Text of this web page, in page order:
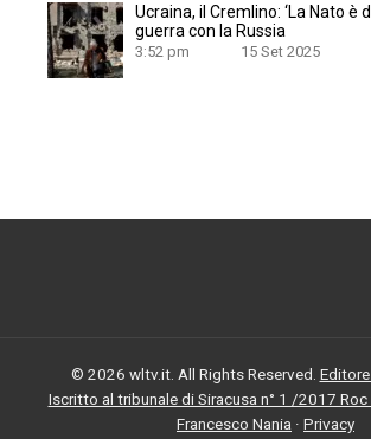
Ucraina, il Cremlino: ‘La Nato è
guerra con la Russia
3:52 pm 15 Set 2025
© 2026 wltv.it. All Rights Reserved.
Iscritto al tribunale di Siracusa n° 1 /2017
Francesco Nania · Privacy